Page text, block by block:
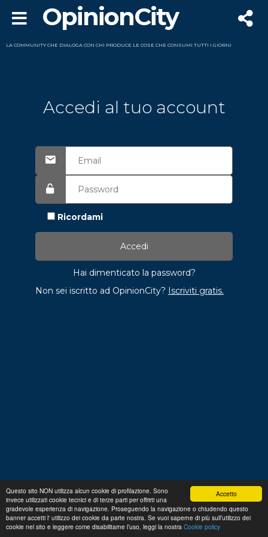
Accetto
Questo sito NON utilizza alcun cookie di profilazione. Sono
invece utilizzati cookie tecnici e di terze parti per offrirti una
gradevole esperienza di navigazione. Proseguendo la navigazione o chiudendo questo
banner accetti l' utilizzo dei cookie da parte nostra. Se vuoi saperne di più sull’utilizzo dei
cookie nel sito e leggere come disabilitarne l’uso, leggi la nostra Cookie policy
OpinionCity
LA COMMUNITY CHE DIALOGA CON CHI PRODUCE LE COSE CHE CONSUMI TUTTI I GIORNI
Accedi al tuo account
Ricordami
Hai dimenticato la password?
Non sei iscritto ad OpinionCity? Iscriviti gratis.
Regolamento Privacy Domande frequenti
Cookie
policy
p. iva 13356630155
Copyright © 2026 Advance S.r.L.